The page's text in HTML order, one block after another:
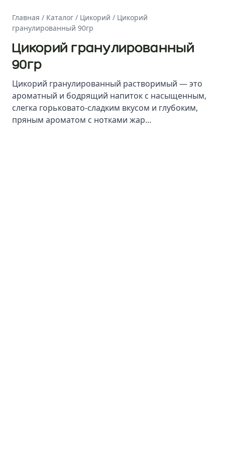
Главная / Каталог / Цикорий / Цикорий
гранулированный 90гр
Цикорий гранулированный
90гр
Цикорий гранулированный растворимый — это
ароматный и бодрящий напиток с насыщенным,
слегка горьковато-сладким вкусом и глубоким,
пряным ароматом с нотками жар…